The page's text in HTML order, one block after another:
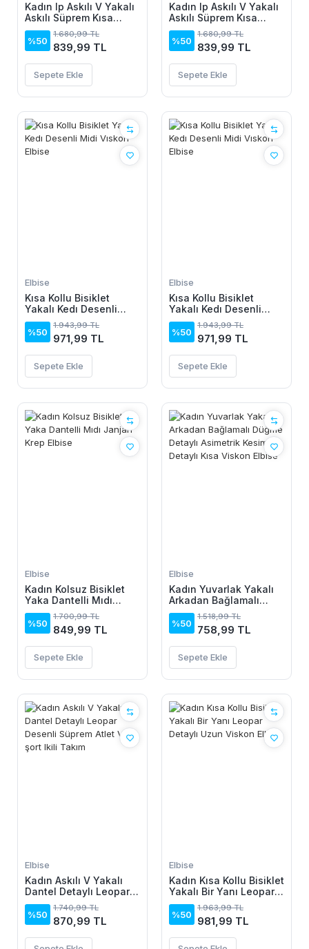
Kadın Ip Askılı V Yakalı
Askılı Süprem Kısa
Elbise
%50
1.680,99 TL
839,99 TL
Sepete Ekle
Kadın Ip Askılı V Yakalı
Askılı Süprem Kısa
Elbise
%50
1.680,99 TL
839,99 TL
Sepete Ekle
Elbise
Kısa Kollu Bisiklet
Yakalı Kedı Desenli
Midi Vıskon Elbise
%50
1.943,99 TL
971,99 TL
Sepete Ekle
Elbise
Kısa Kollu Bisiklet
Yakalı Kedı Desenli
Midi Vıskon Elbise
%50
1.943,99 TL
971,99 TL
Sepete Ekle
Elbise
Kadın Kolsuz Bisiklet
Yaka Dantelli Mıdı
Janjan Krep Elbise
%50
1.700,99 TL
849,99 TL
Sepete Ekle
Elbise
Kadın Yuvarlak Yakalı
Arkadan Bağlamalı
Düğme Detaylı
Asimetrik Kesim Detaylı
Kısa Viskon Elbise
%50
1.518,99 TL
758,99 TL
Sepete Ekle
Elbise
Kadın Askılı V Yakalı
Dantel Detaylı Leopar
Desenli Süprem Atlet
Ve şort Ikili Takım
%50
1.740,99 TL
870,99 TL
Elbise
Kadın Kısa Kollu Bisiklet
Yakalı Bir Yanı Leopar
Detaylı Uzun Viskon
Elbise
%50
1.963,99 TL
981,99 TL